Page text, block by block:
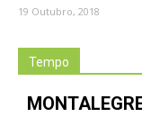
19 Outubro, 2018
Tempo